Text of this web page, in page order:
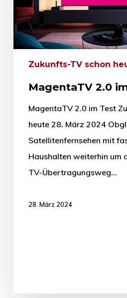
Zukunfts-TV schon
MagentaTV 2.0
MagentaTV 2.0 im Test
heute 28. März 2024
Satellitenfernsehen mit
Haushalten weiterhin um
TV-Übertragungsweg…
28. März 2024